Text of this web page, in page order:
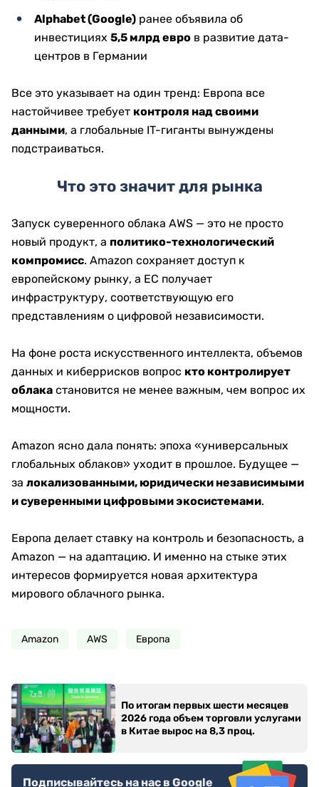
Alphabet (Google) ранее объявила об
инвестициях 5,5 млрд евро в развитие дата-
центров в Германии
Все это указывает на один тренд: Европа все
настойчивее требует контроля над своими
данными, а глобальные IT-гиганты вынуждены
подстраиваться.
Что это значит для рынка
Запуск суверенного облака AWS — это не просто
новый продукт, а политико-технологический
компромисс. Amazon сохраняет доступ к
европейскому рынку, а ЕС получает
инфраструктуру, соответствующую его
представлениям о цифровой независимости.
На фоне роста искусственного интеллекта, объемов
данных и киберрисков вопрос кто контролирует
облака становится не менее важным, чем вопрос их
мощности.
Amazon ясно дала понять: эпоха «универсальных
глобальных облаков» уходит в прошлое. Будущее —
за локализованными, юридически независимыми
и суверенными цифровыми экосистемами.
Европа делает ставку на контроль и безопасность, а
Amazon — на адаптацию. И именно на стыке этих
интересов формируется новая архитектура
мирового облачного рынка.
Amazon AWS Европа
По итогам первых шести месяцев
2026 года объем торговли услугами
в Китае вырос на 8,3 проц.
Подписывайтесь на нас в Google